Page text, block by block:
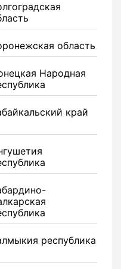
область
Народная
край
республика